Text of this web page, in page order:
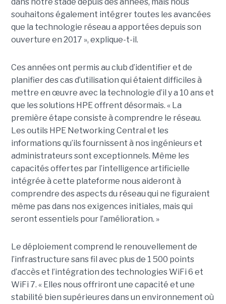
souhaitons également intégrer toutes les avancées
que la technologie réseau a apportées depuis son
ouverture en 2017 », explique-t-il.
Ces années ont permis au club d’identifier et de
planifier des cas d’utilisation qui étaient difficiles à
mettre en œuvre avec la technologie d’il y a 10 ans et
que les solutions HPE offrent désormais. « La
première étape consiste à comprendre le réseau.
Les outils HPE Networking Central et les
informations qu’ils fournissent à nos ingénieurs et
administrateurs sont exceptionnels. Même les
capacités offertes par l’intelligence artificielle
intégrée à cette plateforme nous aideront à
comprendre des aspects du réseau qui ne figuraient
même pas dans nos exigences initiales, mais qui
seront essentiels pour l’amélioration. »
Le déploiement comprend le renouvellement de
l’infrastructure sans fil avec plus de 1 500 points
d’accès et l’intégration des technologies WiFi 6 et
WiFi 7. « Elles nous offriront une capacité et une
stabilité bien supérieures dans un environnement où